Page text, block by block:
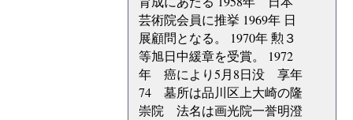
芸術院会員に推挙 1969年 日
展顧問となる。 1970年 勲３
等旭日中緩章を受賞。 1972
年 癌により5月8日没 享年
74 墓所は品川区上大崎の隆
崇院 法名は画光院一誉明澄